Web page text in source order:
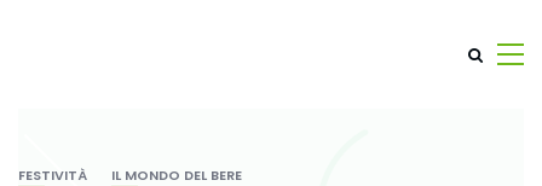
FESTIVITÀ IL MONDO DEL BERE